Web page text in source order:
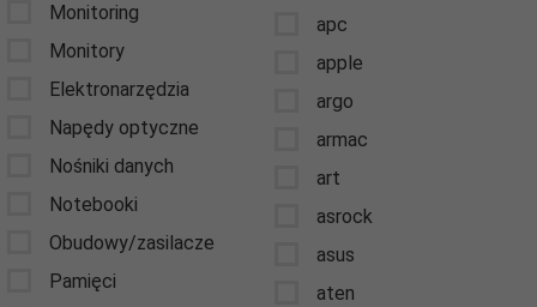
Monitoring
Monitory
Elektronarzędzia
Napędy optyczne
Nośniki danych
Notebooki
Obudowy/zasilacze
Pamięci
apc
apple
argo
armac
art
asrock
asus
aten